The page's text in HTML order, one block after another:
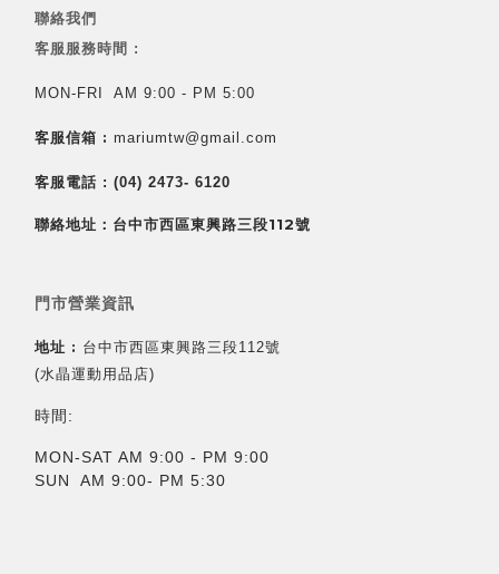
聯絡我們
客服服務時間 :
MON-FRI AM 9:00 - PM 5:00
客服信箱 : mariumtw@gmail.com
客服電話 : (04) 2473- 6120
聯絡地址：台中市西區東興路三段112號
門市營業資訊
地址 : 台中市西區東興路三段112號
(水晶運動用品店)
時間:
MON-SAT AM 9:00 - PM 9:00
SUN AM 9:00- PM 5:30